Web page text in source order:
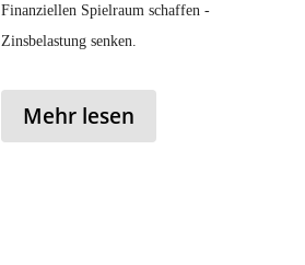
Finanziellen Spielraum schaffen -
Zinsbelastung senken.
Mehr lesen